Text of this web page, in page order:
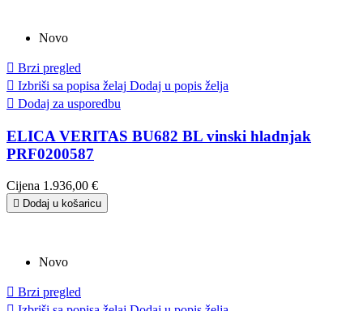
Novo
 Brzi pregled
 Izbriši sa popisa želaj Dodaj u popis želja
 Dodaj za usporedbu
ELICA VERITAS BU682 BL vinski hladnjak
PRF0200587
Cijena 1.936,00 €
 Dodaj u košaricu
Novo
 Brzi pregled